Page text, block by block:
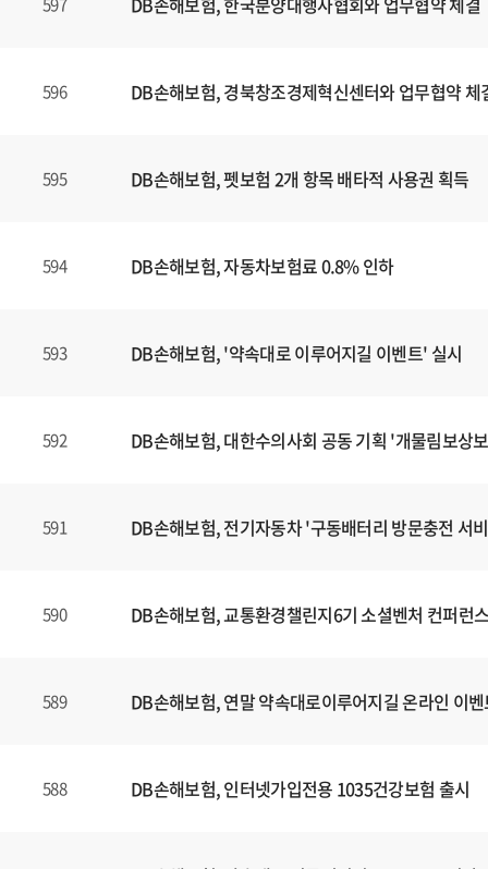
596 DB손해보험, 경북창조경제혁신센터와 업무협약 체
595 DB손해보험, 펫보험 2개 항목 배타적 사용권 획득
594 DB손해보험, 자동차보험료 0.8% 인하
593 DB손해보험, '약속대로 이루어지길 이벤트' 실시
592 DB손해보험, 대한수의사회 공동 기획 '개물림보상
591 DB손해보험, 전기자동차 '구동배터리 방문충전 서
590 DB손해보험, 교통환경챌린지6기 소셜벤처 컨퍼런
589 DB손해보험, 연말 약속대로이루어지길 온라인 이
588 DB손해보험, 인터넷가입전용 1035건강보험 출시